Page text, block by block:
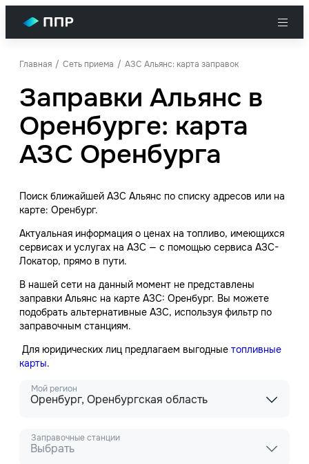
Главная Сеть приема АЗС Альянс: карта заправок
Заправки Альянс в
Оренбурге: карта
АЗС Оренбурга
Поиск ближайшей АЗС Альянс по списку адресов или на
карте: Оренбург.
Актуальная информация о ценах на топливо, имеющихся
сервисах и услугах на АЗС — с помощью сервиса АЗС-
Локатор, прямо в пути.
В нашей сети на данный момент не представлены
заправки Альянс на карте АЗС: Оренбург. Вы можете
подобрать альтернативные АЗС, используя фильтр по
заправочным станциям.
Для юридических лиц предлагаем выгодные топливные
карты.
Мой регион
Оренбург, Оренбургская область
Заправочные станции
Выбрать